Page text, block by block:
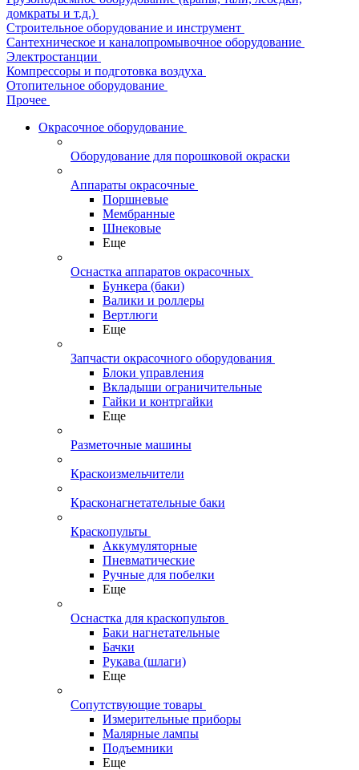
домкраты и т.д.)
Строительное оборудование и инструмент
Сантехническое и каналопромывочное оборудование
Электростанции
Компрессоры и подготовка воздуха
Отопительное оборудование
Прочее
Окрасочное оборудование
Оборудование для порошковой окраски
Аппараты окрасочные
Поршневые
Мембранные
Шнековые
Еще
Оснастка аппаратов окрасочных
Бункера (баки)
Валики и роллеры
Вертлюги
Еще
Запчасти окрасочного оборудования
Блоки управления
Вкладыши ограничительные
Гайки и контргайки
Еще
Разметочные машины
Краскоизмельчители
Красконагнетательные баки
Краскопульты
Аккумуляторные
Пневматические
Ручные для побелки
Еще
Оснастка для краскопультов
Баки нагнетательные
Бачки
Рукава (шлаги)
Еще
Сопутствующие товары
Измерительные приборы
Малярные лампы
Подъемники
Еще